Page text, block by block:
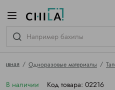
Одноразовые материалы
В наличии Код товара: 02216
гамме